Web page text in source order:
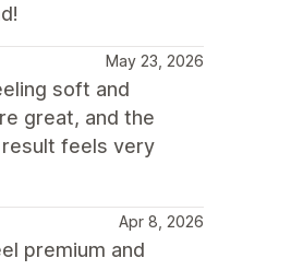
May 23, 2026
soft and
great, and the
feels very
Apr 8, 2026
premium and